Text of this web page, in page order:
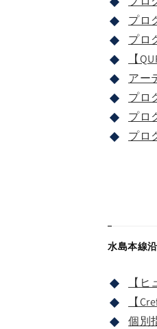
プロ
プロ
【
アー
プロ
プロ
プロ
水島本線
【
【
個別